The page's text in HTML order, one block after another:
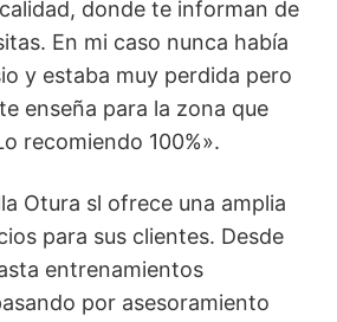
donde te informan de
En mi caso nunca había
y estaba muy perdida pero
enseña para la zona que
recomiendo 100%».
Otura sl ofrece una amplia
para sus clientes. Desde
entrenamientos
por asesoramiento